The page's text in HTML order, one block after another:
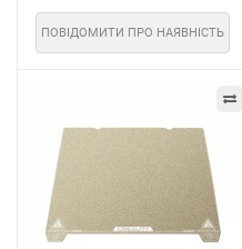
ПОВІДОМИТИ ПРО НАЯВНІСТЬ